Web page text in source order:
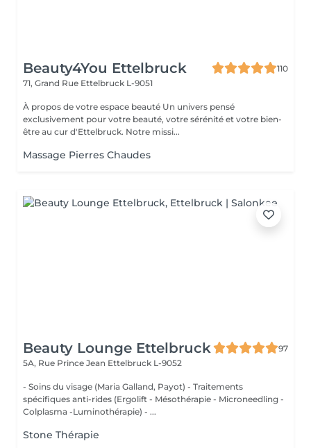
Beauty4You Ettelbruck
110
71, Grand Rue Ettelbruck L-9051
À propos de votre espace beauté Un univers pensé
exclusivement pour votre beauté, votre sérénité et votre bien-
être au cur d'Ettelbruck. Notre missi...
Massage Pierres Chaudes
Beauty Lounge Ettelbruck
97
5A, Rue Prince Jean Ettelbruck L-9052
- Soins du visage (Maria Galland, Payot) - Traitements
spécifiques anti-rides (Ergolift - Mésothérapie - Microneedling -
Colplasma -Luminothérapie) - ...
Stone Thérapie